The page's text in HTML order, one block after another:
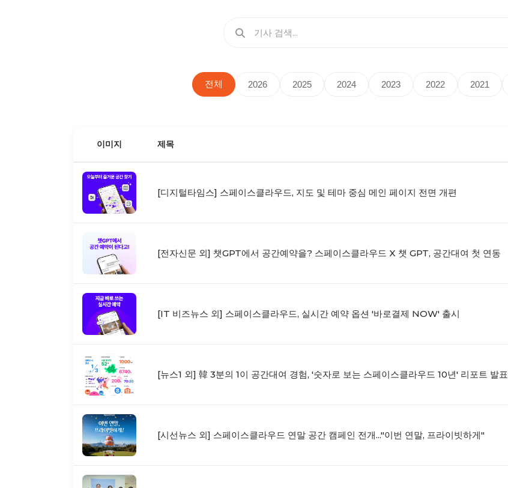
전체 2026 2025 2024 2023 2022 2021
이미지 제목
[디지털타임스] 스페이스클라우드, 지도 및 테마 중심 메인 페이지 전면 개편
[전자신문 외] 챗GPT에서 공간예약을? 스페이스클라우드 X 챗 GPT, 공간대여 첫 연동
[IT 비즈뉴스 외] 스페이스클라우드, 실시간 예약 옵션 '바로결제 NOW' 출시
[뉴스1 외] 韓 3분의 1이 공간대여 경험, '숫자로 보는 스페이스클라우드 10년' 리포트 발표
[시선뉴스 외] 스페이스클라우드 연말 공간 캠페인 전개..."이번 연말, 프라이빗하게"